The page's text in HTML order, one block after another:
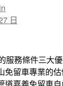
日
服務條件三大
免留車專業的
道嘉義免留車